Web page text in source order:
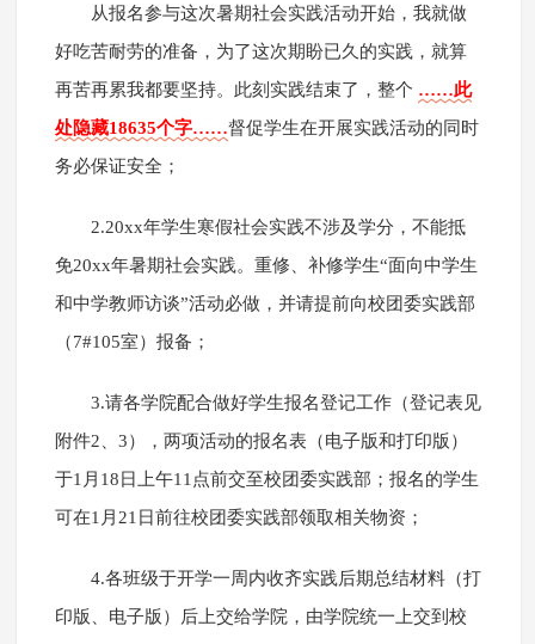
从报名参与这次暑期社会实践活动开始，我就做
好吃苦耐劳的准备，为了这次期盼已久的实践，就算
再苦再累我都要坚持。此刻实践结束了，整个 ……此
处隐藏18635个字……督促学生在开展实践活动的同时
务必保证安全；
2.20xx年学生寒假社会实践不涉及学分，不能抵
免20xx年暑期社会实践。重修、补修学生“面向中学生
和中学教师访谈”活动必做，并请提前向校团委实践部
（7#105室）报备；
3.请各学院配合做好学生报名登记工作（登记表见
附件2、3），两项活动的报名表（电子版和打印版）
于1月18日上午11点前交至校团委实践部；报名的学生
可在1月21日前往校团委实践部领取相关物资；
4.各班级于开学一周内收齐实践后期总结材料（打
印版、电子版）后上交给学院，由学院统一上交到校